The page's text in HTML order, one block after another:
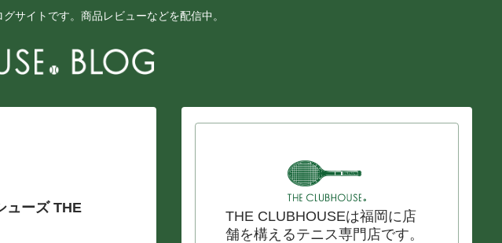
サイトです。商品レビューなどを配信中。
ューズ THE
THE CLUBHOUSEは福岡に店
舗を構えるテニス専門店です。